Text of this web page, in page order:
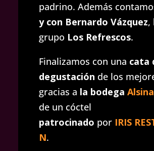
padrino. Además
y con BernardoVázquez,
grupo Los Refrescos.
Finalizamos con una cata
degustación de los
gracias a la bodega
de un cóctel
patrocinado por IRIS
N.